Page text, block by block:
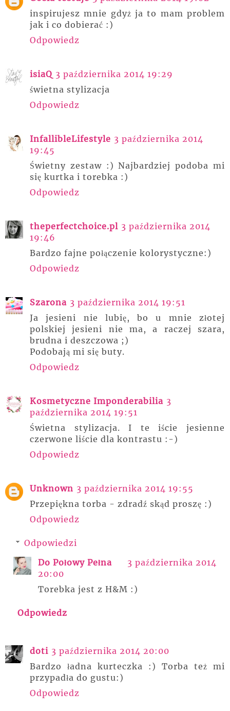
inspirujesz mnie gdyż ja to mam problem
jak i co dobierać :)
Odpowiedz
isiaQ 3 października 2014 19:29
świetna stylizacja
Odpowiedz
InfallibleLifestyle 3 października 2014
19:45
Świetny zestaw :) Najbardziej podoba mi
się kurtka i torebka :)
Odpowiedz
theperfectchoice.pl 3 października 2014
19:46
Bardzo fajne połączenie kolorystyczne:)
Odpowiedz
Szarona 3 października 2014 19:51
Ja jesieni nie lubię, bo u mnie złotej
polskiej jesieni nie ma, a raczej szara,
brudna i deszczowa ;)
Podobają mi się buty.
Odpowiedz
Kosmetyczne Imponderabilia 3
października 2014 19:51
Świetna stylizacja. I te iście jesienne
czerwone liście dla kontrastu :-)
Odpowiedz
Unknown 3 października 2014 19:55
Przepiękna torba - zdradź skąd proszę :)
Odpowiedz
Odpowiedzi
Do Połowy Pełna
3 października 2014
20:00
Torebka jest z H&M :)
Odpowiedz
doti 3 października 2014 20:00
Bardzo ładna kurteczka :) Torba też mi
przypadła do gustu:)
Odpowiedz